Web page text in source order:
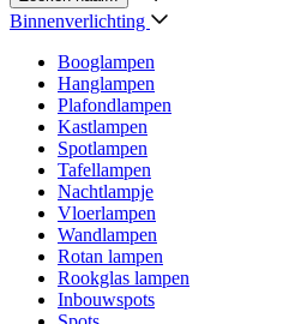
Binnenverlichting
Booglampen
Hanglampen
Plafondlampen
Kastlampen
Spotlampen
Tafellampen
Nachtlampje
Vloerlampen
Wandlampen
Rotan lampen
Rookglas lampen
Inbouwspots